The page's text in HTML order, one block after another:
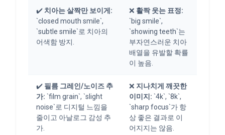
✔️치아는 살짝만 보이게:
`closed mouth smile`,
`subtle smile`로 치아의
어색함 방지.
❌ 활짝 웃는 표정:
`big smile`,
`showing teeth`는
부자연스러운 치아
배열을 유발할 확률
이 높음.
✔️ 필름 그레인/노이즈 추
가: `film grain`, `slight
noise`로 디지털 느낌을
줄이고 아날로그 감성 추
가.
❌ 지나치게 깨끗한
이미지: `4k`, `8k`,
`sharp focus`가 항
상 좋은 결과로 이
어지지는 않음.